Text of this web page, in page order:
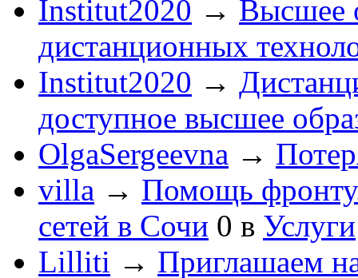
Institut2020 → Высшее
дистанционных
Institut2020 →
доступное высшее
OlgaSergeevna →
villa → Помощь
сетей в Сочи 0 в Услуги
Lilliti → Приглашаем